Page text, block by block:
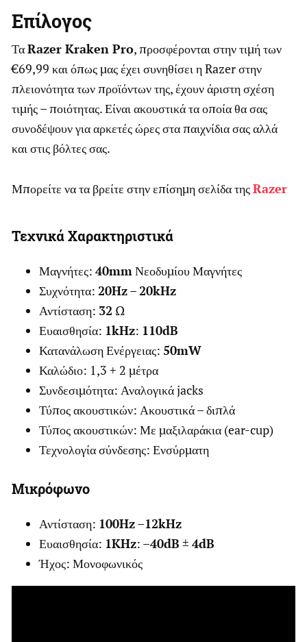
Επίλογος
ΤαRazer Kraken Pro, προσφέρονται στην τιμή των
€69,99 και όπως μας έχει συνηθίσει η Razer στην
πλειονότητα των προϊόντων της, έχουν άριστη σχέση
τιμής – ποιότητας. Είναι ακουστικά τα οποία θα σας
συνοδέψουν για αρκετές ώρες στα παιχνίδια σας αλλά
και στις βόλτες σας.
Μπορείτε να τα βρείτε στην επίσημη σελίδα τηςRazer
Τεχνικά Χαρακτηριστικά
Μαγνήτες: 40mmΝεοδυμίου Μαγνήτες
Συχνότητα: 20Hz–20kHz
Αντίσταση: 32 Ω
Ευαισθησία: 1kHz: 110dB
Κατανάλωση Ενέργειας: 50mW
Καλώδιο: 1,3 + 2 μέτρα
Συνδεσιμότητα: Αναλογικά jacks
Τύπος ακουστικών: Ακουστικά – διπλά
Τύπος ακουστικών: Με μαξιλαράκια (ear-cup)
Τεχνολογία σύνδεσης: Ενσύρματη
Μικρόφωνο
Αντίσταση: 100Hz–12kHz
Ευαισθησία: 1KHz: –40dB ± 4dB
Ήχος: Μονοφωνικός